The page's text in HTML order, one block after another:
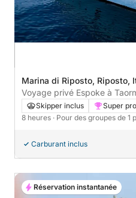
Marina di Riposto, Riposto,
Voyage privé Espoke à
Skipper inclus Super
8 heures · Pour des groupes de 1
Carburant inclus
Réservation instantanée